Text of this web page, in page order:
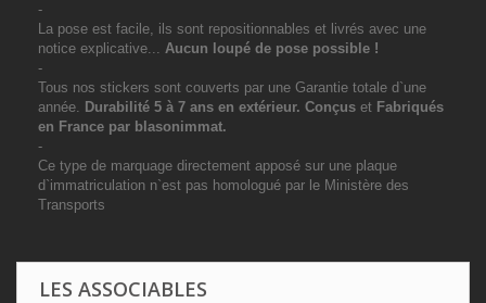
-
La pose est facile, ils sont repositionnables et livrés avec une
notice explicative... Aucun loupé de pose possible !
-
Tous nos stickers sont couverts par une Garantie totale d`une
année. Durabilité 5 à 7 ans en extérieur. Conçus et Fabriqués
en France par blasonimmat.
-
Ce type de marquage directement apposé sur une plaque
d`immatriculation n`est pas homologué par le Ministère des
Transports
LES ASSOCIABLES